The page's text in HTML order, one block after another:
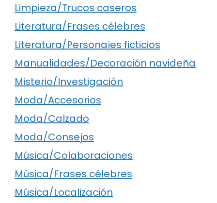
Limpieza/Trucos caseros
Literatura/Frases célebres
Literatura/Personajes ficticios
Manualidades/Decoración navideña
Misterio/Investigación
Moda/Accesorios
Moda/Calzado
Moda/Consejos
Música/Colaboraciones
Música/Frases célebres
Música/Localización